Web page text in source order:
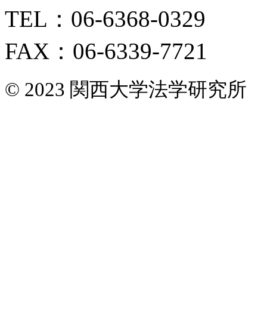
TEL：06-6368-0329
FAX：06-6339-7721
© 2023 関西大学法学研究所